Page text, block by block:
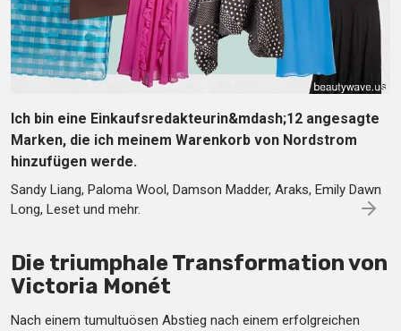
Ich bin eine Einkaufsredakteurin&mdash;12 angesagte
Marken, die ich meinem Warenkorb von Nordstrom
hinzufügen werde.
Sandy Liang, Paloma Wool, Damson Madder, Araks, Emily Dawn
Long, Leset und mehr.
Die triumphale Transformation von
Victoria Monét
Nach einem tumultuösen Abstieg nach einem erfolgreichen